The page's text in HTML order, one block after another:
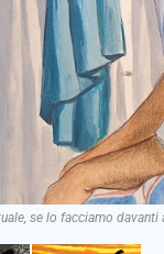
se lo facciamo